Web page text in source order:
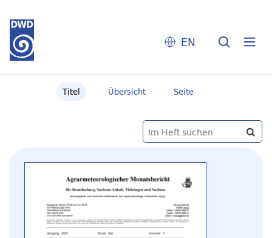
EN
Titel Übersicht Seite